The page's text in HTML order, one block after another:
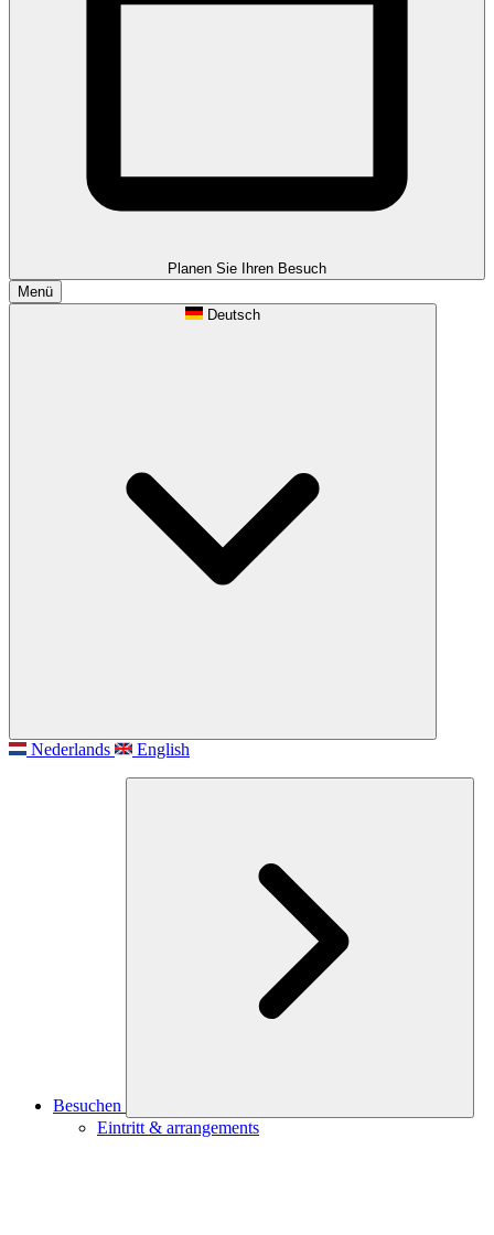
Planen Sie Ihren Besuch
Menü
Deutsch
Nederlands English
Besuchen
Eintritt & arrangements